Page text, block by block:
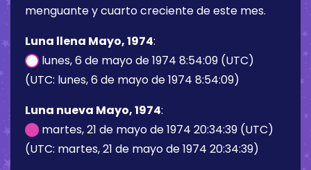
menguante y cuarto creciente de este mes.
Luna llena Mayo, 1974:
lunes, 6 de mayo de 1974 8:54:09 (UTC)
(UTC: lunes, 6 de mayo de 1974 8:54:09)
Luna nueva Mayo, 1974:
martes, 21 de mayo de 1974 20:34:39 (UTC)
(UTC: martes, 21 de mayo de 1974 20:34:39)